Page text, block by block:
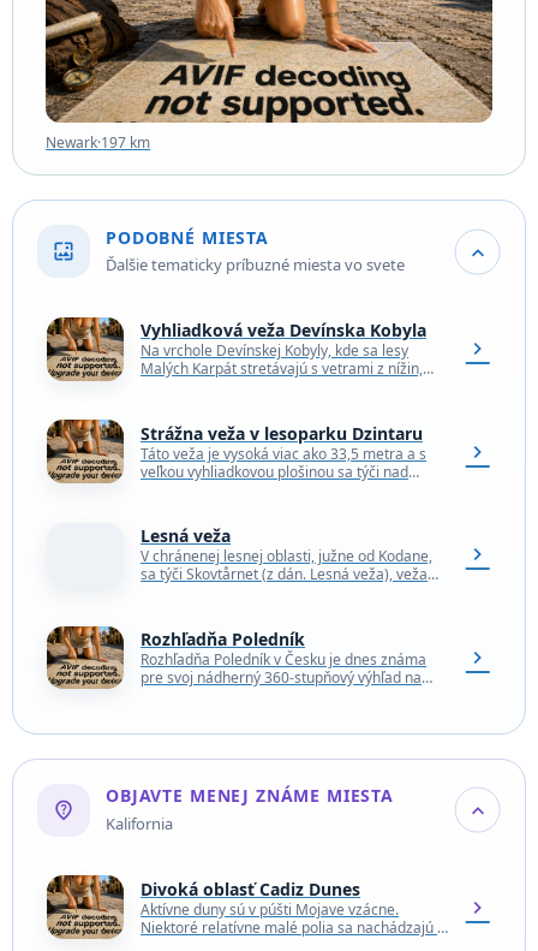
Newark·197 km
wallpaper
PODOBNÉ MIESTA
Ďalšie tematicky príbuzné miesta vo svete expand_more
Vyhliadková veža Devínska Kobyla
Na vrchole Devínskej Kobyly, kde sa lesy
Malých Karpát stretávajú s vetrami z nížin,
chevron_right
Strážna veža v lesoparku Dzintaru
Táto veža je vysoká viac ako 33,5 metra a s
veľkou vyhliadkovou plošinou sa týči nad
chevron_right
Lesná veža
V chránenej lesnej oblasti, južne od Kodane,
sa týči Skovtårnet (z dán. Lesná veža), veža
chevron_right
Rozhľadňa Poledník
Rozhľadňa Poledník v Česku je dnes známa
pre svoj nádherný 360-stupňový výhľad na
chevron_right
not_listed_location
OBJAVTE MENEJ ZNÁME MIESTA
Kalifornia expand_more
Divoká oblasť Cadiz Dunes
Aktívne duny sú v púšti Mojave vzácne.
Niektoré relatívne malé polia sa nachádzajú v
chevron_right